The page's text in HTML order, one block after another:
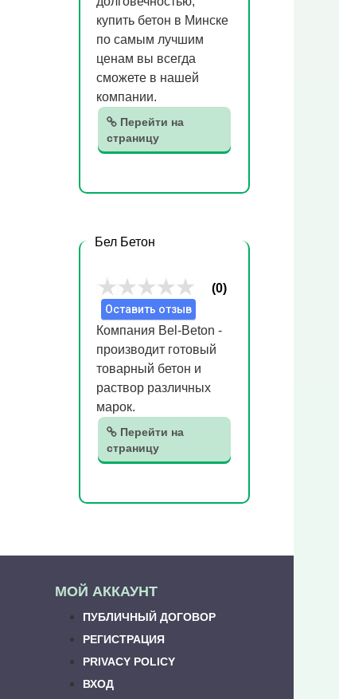
купить бетон в Минске
по самым лучшим
ценам вы всегда
сможете в нашей
компании.
Перейти на
страницу
Бел Бетон
(0)
Оставить отзыв
Компания Bel-Beton -
производит готовый
товарный бетон и
раствор различных
марок.
Перейти на
страницу
МОЙ АККАУНТ
ПУБЛИЧНЫЙ ДОГОВОР
РЕГИСТРАЦИЯ
PRIVACY POLICY
ВХОД